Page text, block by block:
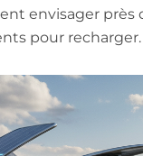
envisager près
pour recharger.